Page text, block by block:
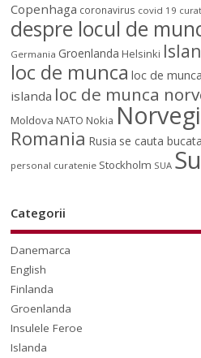
Copenhaga coronavirus covid 19
despre locul de
Germania Groenlanda Helsinki
loc de munca loc de
islanda loc de munca
Moldova NATO Nokia
Romania Rusia se cauta
personal curatenie Stockholm SUA
Categorii
Danemarca
English
Finlanda
Groenlanda
Insulele Feroe
Islanda